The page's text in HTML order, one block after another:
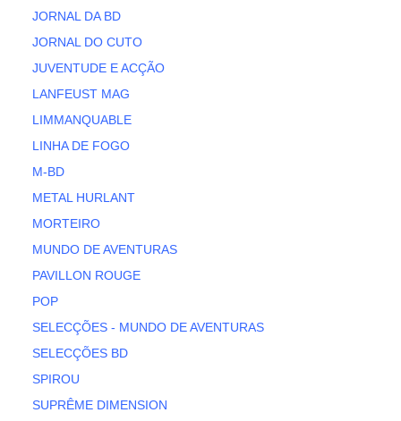
JORNAL DA BD
JORNAL DO CUTO
JUVENTUDE E ACÇÃO
LANFEUST MAG
LIMMANQUABLE
LINHA DE FOGO
M-BD
METAL HURLANT
MORTEIRO
MUNDO DE AVENTURAS
PAVILLON ROUGE
POP
SELECÇÕES - MUNDO DE AVENTURAS
SELECÇÕES BD
SPIROU
SUPRÊME DIMENSION